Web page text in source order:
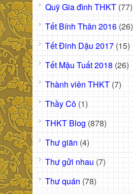
Quỹ Gia đình THKT (77)
Tết Bính Thân 2016 (26)
Tết Đinh Dậu 2017 (15)
Tết Mậu Tuất 2018 (26)
Thành viên THKT (7)
Thầy Cô (1)
THKT Blog (878)
Thư giãn (4)
Thư gửi nhau (7)
Thư quán (78)